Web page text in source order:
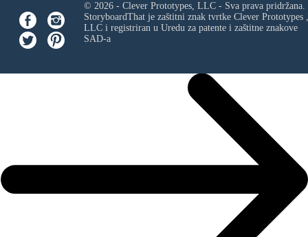
© 2026 - Clever Prototypes, LLC - Sva prava pridržana.
StoryboardThat je zaštitni znak tvrtke Clever Prototypes ,
LLCi registriran u Uredu za patente i zaštitne znakove
SAD-a